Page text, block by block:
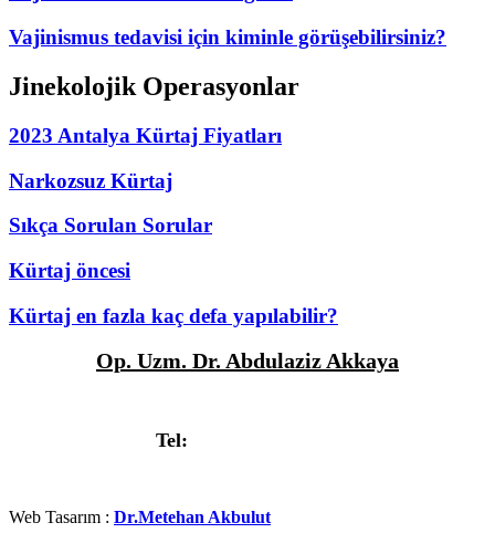
Vajinismus tedavisi için kiminle görüşebilirsiniz?
Jinekolojik Operasyonlar
2023 Antalya Kürtaj Fiyatları
Narkozsuz Kürtaj
Sıkça Sorulan Sorular
Kürtaj öncesi
Kürtaj en fazla kaç defa yapılabilir?
Op. Uzm. Dr. Abdulaziz Akkaya
Tel:
Web Tasarım : Dr.Metehan Akbulut